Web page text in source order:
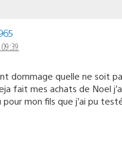
dommage quelle ne soit
fait mes achats de Noel
mon fils que j’ai pu